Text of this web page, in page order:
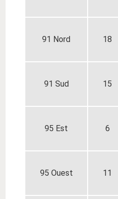
91 Nord 18
91 Sud 15
95 Est 6
95 Ouest 11